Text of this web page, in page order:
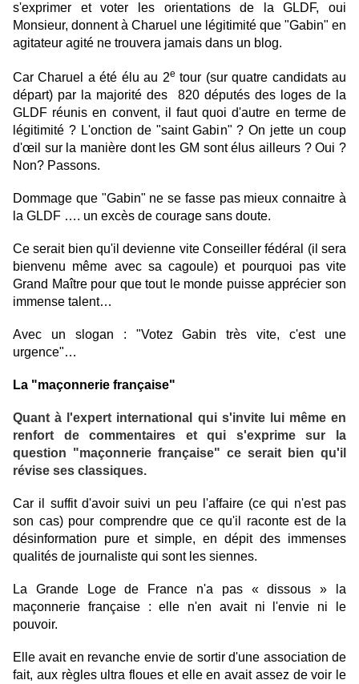
s'exprimer et voter les orientations de la GLDF, oui
Monsieur, donnent à Charuel une légitimité que "Gabin" en
agitateur agité ne trouvera jamais dans un blog.
Car Charuel a été élu au 2e tour (sur quatre candidats au
départ) par la majorité des 820 députés des loges de la
GLDF réunis en convent, il faut quoi d'autre en terme de
légitimité ? L'onction de "saint Gabin" ? On jette un coup
d'œil sur la manière dont les GM sont élus ailleurs ? Oui ?
Non? Passons.
Dommage que "Gabin" ne se fasse pas mieux connaitre à
la GLDF …. un excès de courage sans doute.
Ce serait bien qu'il devienne vite Conseiller fédéral (il sera
bienvenu même avec sa cagoule) et pourquoi pas vite
Grand Maître pour que tout le monde puisse apprécier son
immense talent…
Avec un slogan : "Votez Gabin très vite, c'est une
urgence"…
La "maçonnerie française"
Quant à l'expert international qui s'invite lui même en
renfort de commentaires et qui s'exprime sur la
question "maçonnerie française" ce serait bien qu'il
révise ses classiques.
Car il suffit d'avoir suivi un peu l'affaire (ce qui n'est pas
son cas) pour comprendre que ce qu'il raconte est de la
désinformation pure et simple, en dépit des immenses
qualités de journaliste qui sont les siennes.
La Grande Loge de France n'a pas « dissous » la
maçonnerie française : elle n'en avait ni l'envie ni le
pouvoir.
Elle avait en revanche envie de sortir d'une association de
fait, aux règles ultra floues et elle en avait assez de voir le